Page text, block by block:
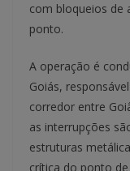
com bloqueios de
ponto.
A operação é
Goiás,
corredor entre
as interrupções
estruturas
crítica do ponto